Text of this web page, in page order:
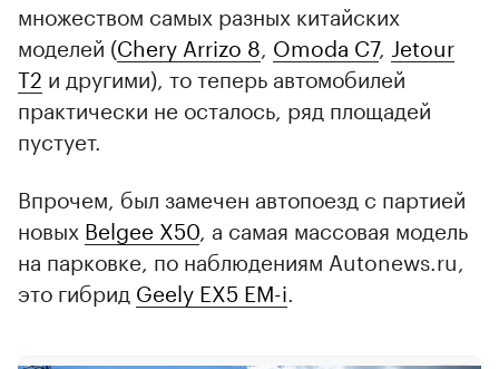
множеством самых разных китайских
моделей (Chery Arrizo 8, Omoda C7, Jetour
T2 и другими), то теперь автомобилей
практически не осталось, ряд площадей
пустует.
Впрочем, был замечен автопоезд с партией
новых Belgee X50, а самая массовая модель
на парковке, по наблюдениям Autonews.ru,
это гибрид Geely EX5 EM-i.